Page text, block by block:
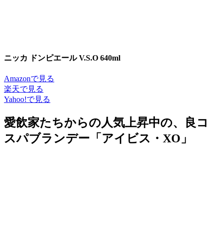
ニッカ ドンピエール V.S.O 640ml
Amazonで見る
楽天で見る
Yahoo!で見る
愛飲家たちからの人気上昇中の、良コ
スパブランデー「アイビス・XO」